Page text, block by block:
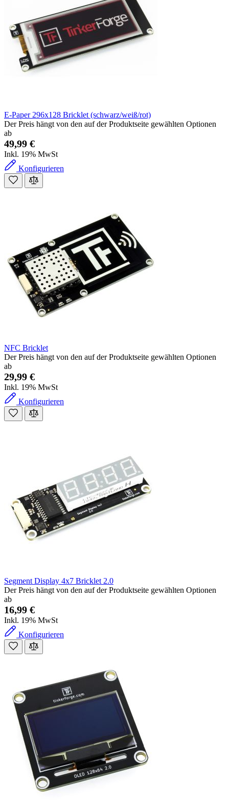
E-Paper 296x128 Bricklet (schwarz/weiß/rot)
Der Preis hängt von den auf der Produktseite gewählten Optionen
ab
49,99 €
Inkl. 19% MwSt
Konfigurieren
NFC Bricklet
Der Preis hängt von den auf der Produktseite gewählten Optionen
ab
29,99 €
Inkl. 19% MwSt
Konfigurieren
Segment Display 4x7 Bricklet 2.0
Der Preis hängt von den auf der Produktseite gewählten Optionen
ab
16,99 €
Inkl. 19% MwSt
Konfigurieren